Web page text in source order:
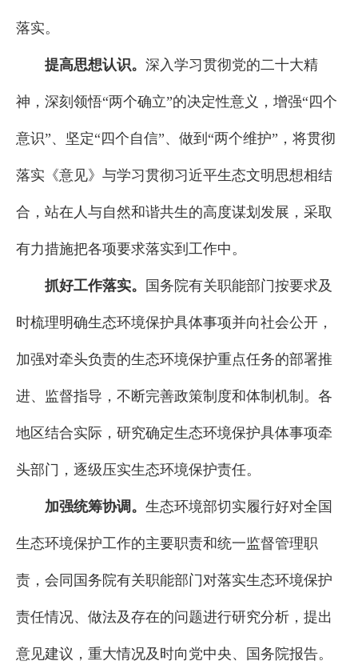
落实。
提高思想认识。 深入学习贯彻党的二十大精
神，深刻领悟“两个确立”的决定性意义，增强“四个
意识”、坚定“四个自信”、做到“两个维护”，将贯彻
落实《意见》与学习贯彻习近平生态文明思想相结
合，站在人与自然和谐共生的高度谋划发展，采取
有力措施把各项要求落实到工作中。
抓好工作落实。 国务院有关职能部门按要求及
时梳理明确生态环境保护具体事项并向社会公开，
加强对牵头负责的生态环境保护重点任务的部署推
进、监督指导，不断完善政策制度和体制机制。各
地区结合实际，研究确定生态环境保护具体事项牵
头部门，逐级压实生态环境保护责任。
加强统筹协调。 生态环境部切实履行好对全国
生态环境保护工作的主要职责和统一监督管理职
责，会同国务院有关职能部门对落实生态环境保护
责任情况、做法及存在的问题进行研究分析，提出
意见建议，重大情况及时向党中央、国务院报告。